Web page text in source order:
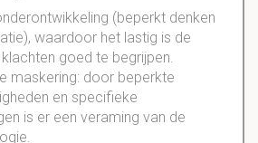
(beperkt denken
waardoor het lastig is de
goed te begrijpen.
maskering: door beperkte
en specifieke
is er een veraming van de